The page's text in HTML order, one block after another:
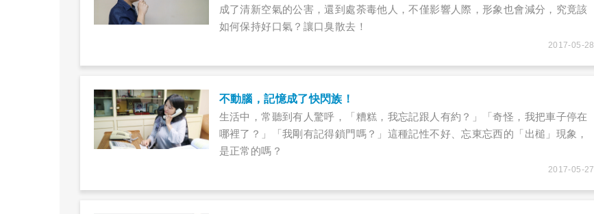
成了清新空氣的公害，還到處荼毒他人，不僅影響人際，形象也會減分，究竟該
如何保持好口氣？讓口臭散去！
2017-05-28
不動腦，記憶成了快閃族！
生活中，常聽到有人驚呼，「糟糕，我忘記跟人有約？」「奇怪，我把車子停在
哪裡了？」「我剛有記得鎖門嗎？」這種記性不好、忘東忘西的「出槌」現象，
是正常的嗎？
2017-05-27